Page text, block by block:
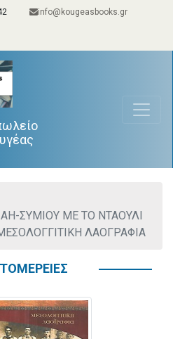
info@kougeasbooks.gr
ΣΥΜΙΟΥ ΜΕ ΤΟ ΝΤΑΟΥΛΙ
ΛΑΟΓΡΑΦΙΑ